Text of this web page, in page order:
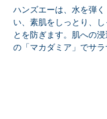
ハンズエーは、水を弾
い、素肌をしっとり、
とを防ぎます。肌への
の「マカダミア」でサラ